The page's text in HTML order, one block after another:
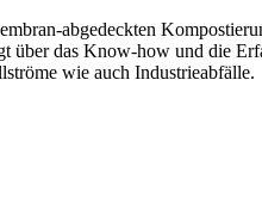
abgedeckten
über das Know-how und die
wie auch Industrieabfälle.